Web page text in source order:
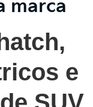
marca
e